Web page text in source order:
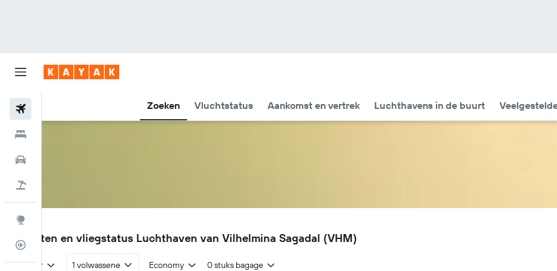
Zoeken Vluchtstatus Aankomst en vertrek Luchthavens in de buurt
Vluchtstatus info
VHM
Vluchten en vliegstatus Luchthaven van Vilhelmina Sagadal (VHM)
Retour 1 volwassene Economy 0 stuks bagage